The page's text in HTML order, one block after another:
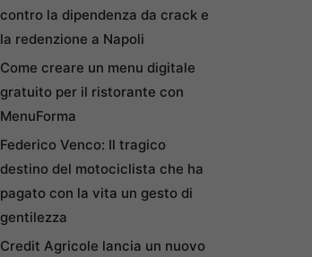
contro la dipendenza da crack e
la redenzione a Napoli
Come creare un menu digitale
gratuito per il ristorante con
MenuForma
Federico Venco: Il tragico
destino del motociclista che ha
pagato con la vita un gesto di
gentilezza
Credit Agricole lancia un nuovo